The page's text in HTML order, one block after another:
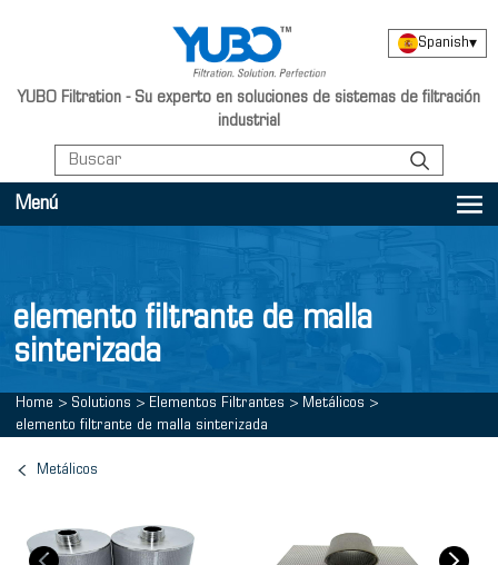
YUBO Filtration - Su experto en soluciones de sistemas de filtración
industrial
Spanish▾
Menú
elemento filtrante de malla
sinterizada
Home > Solutions > Elementos Filtrantes > Metálicos >
elemento filtrante de malla sinterizada
Metálicos